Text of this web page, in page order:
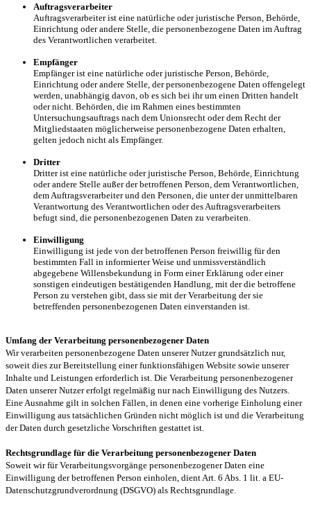
Auftragsverarbeiter
Auftragsverarbeiter ist eine natürliche oder juristische Person, Behörde,
Einrichtung oder andere Stelle, die personenbezogene Daten im Auftrag
des Verantwortlichen verarbeitet.
Empfänger
Empfänger ist eine natürliche oder juristische Person, Behörde,
Einrichtung oder andere Stelle, der personenbezogene Daten offengelegt
werden, unabhängig davon, ob es sich bei ihr um einen Dritten handelt
oder nicht. Behörden, die im Rahmen eines bestimmten
Untersuchungsauftrags nach dem Unionsrecht oder dem Recht der
Mitgliedstaaten möglicherweise personenbezogene Daten erhalten,
gelten jedoch nicht als Empfänger.
Dritter
Dritter ist eine natürliche oder juristische Person, Behörde, Einrichtung
oder andere Stelle außer der betroffenen Person, dem Verantwortlichen,
dem Auftragsverarbeiter und den Personen, die unter der unmittelbaren
Verantwortung des Verantwortlichen oder des Auftragsverarbeiters
befugt sind, die personenbezogenen Daten zu verarbeiten.
Einwilligung
Einwilligung ist jede von der betroffenen Person freiwillig für den
bestimmten Fall in informierter Weise und unmissverständlich
abgegebene Willensbekundung in Form einer Erklärung oder einer
sonstigen eindeutigen bestätigenden Handlung, mit der die betroffene
Person zu verstehen gibt, dass sie mit der Verarbeitung der sie
betreffenden personenbezogenen Daten einverstanden ist.
Umfang der Verarbeitung personenbezogener Daten
Wir verarbeiten personenbezogene Daten unserer Nutzer grundsätzlich nur,
soweit dies zur Bereitstellung einer funktionsfähigen Website sowie unserer
Inhalte und Leistungen erforderlich ist. Die Verarbeitung personenbezogener
Daten unserer Nutzer erfolgt regelmäßig nur nach Einwilligung des Nutzers.
Eine Ausnahme gilt in solchen Fällen, in denen eine vorherige Einholung einer
Einwilligung aus tatsächlichen Gründen nicht möglich ist und die Verarbeitung
der Daten durch gesetzliche Vorschriften gestattet ist.
Rechtsgrundlage für die Verarbeitung personenbezogener Daten
Soweit wir für Verarbeitungsvorgänge personenbezogener Daten eine
Einwilligung der betroffenen Person einholen, dient Art. 6 Abs. 1 lit. a EU-
Datenschutzgrundverordnung (DSGVO) als Rechtsgrundlage.